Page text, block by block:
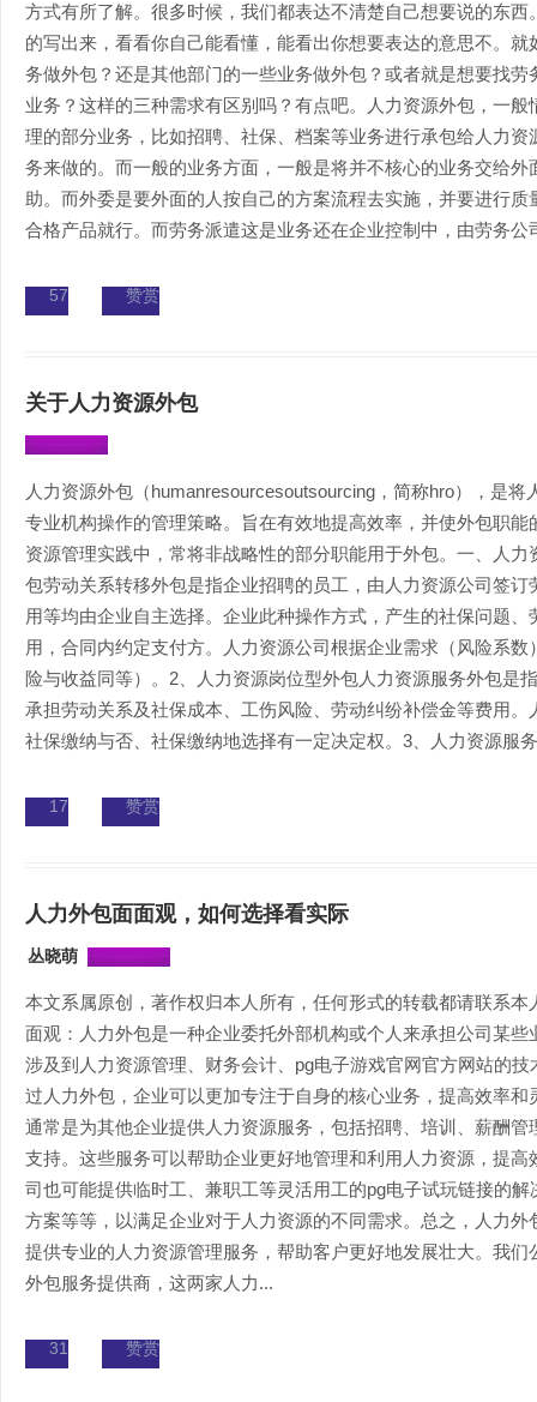
方式有所了解。很多时候，我们都表达不清楚自己想要说的东
的写出来，看看你自己能看懂，能看出你想要表达的意思不。
务做外包？还是其他部门的一些业务做外包？或者就是想要找
业务？这样的三种需求有区别吗？有点吧。人力资源外包，一
理的部分业务，比如招聘、社保、档案等业务进行承包给人力
务来做的。而一般的业务方面，一般是将并不核心的业务交给
助。而外委是要外面的人按自己的方案流程去实施，并要进行
合格产品就行。而劳务派遣这是业务还在企业控制中，由劳务公
57 赞赏
关于人力资源外包
人力资源外包（humanresourcesoutsourcing，简称hro），是
专业机构操作的管理策略。旨在有效地提高效率，并使外包职
资源管理实践中，常将非战略性的部分职能用于外包。一、人
包劳动关系转移外包是指企业招聘的员工，由人力资源公司签
用等均由企业自主选择。企业此种操作方式，产生的社保问题
用，合同内约定支付方。人力资源公司根据企业需求（风险系
险与收益同等）。2、人力资源岗位型外包人力资源服务外包是
承担劳动关系及社保成本、工伤风险、劳动纠纷补偿金等费用
社保缴纳与否、社保缴纳地选择有一定决定权。3、人力资源服
17 赞赏
人力外包面面观，如何选择看实际
丛晓萌
本文系属原创，著作权归本人所有，任何形式的转载都请联系
面观：人力外包是一种企业委托外部机构或个人来承担公司某
涉及到人力资源管理、财务会计、pg电子游戏官网官方网站的
过人力外包，企业可以更加专注于自身的核心业务，提高效率
通常是为其他企业提供人力资源服务，包括招聘、培训、薪酬
支持。这些服务可以帮助企业更好地管理和利用人力资源，提
司也可能提供临时工、兼职工等灵活用工的pg电子试玩链接的
方案等等，以满足企业对于人力资源的不同需求。总之，人力
提供专业的人力资源管理服务，帮助客户更好地发展壮大。我
外包服务提供商，这两家人力...
31 赞赏